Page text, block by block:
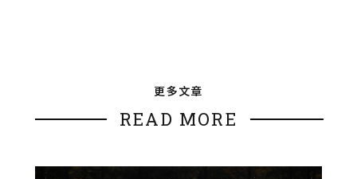
更多文章
READ MORE